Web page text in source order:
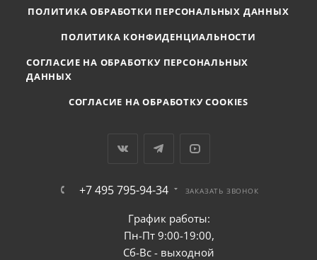
ПОЛИТИКА ОБРАБОТКИ ПЕРСОНАЛЬНЫХ ДАННЫХ
ПОЛИТИКА КОНФИДЕНЦИАЛЬНОСТИ
СОГЛАСИЕ НА ОБРАБОТКУ ПЕРСОНАЛЬНЫХ
ДАННЫХ
СОГЛАСИЕ НА ОБРАБОТКУ COOKIES
+7 495 795-94-34 ЗАКАЗАТЬ ЗВОНОК
График работы:
Пн-Пт 9:00-19:00,
Сб-Вс - выходной